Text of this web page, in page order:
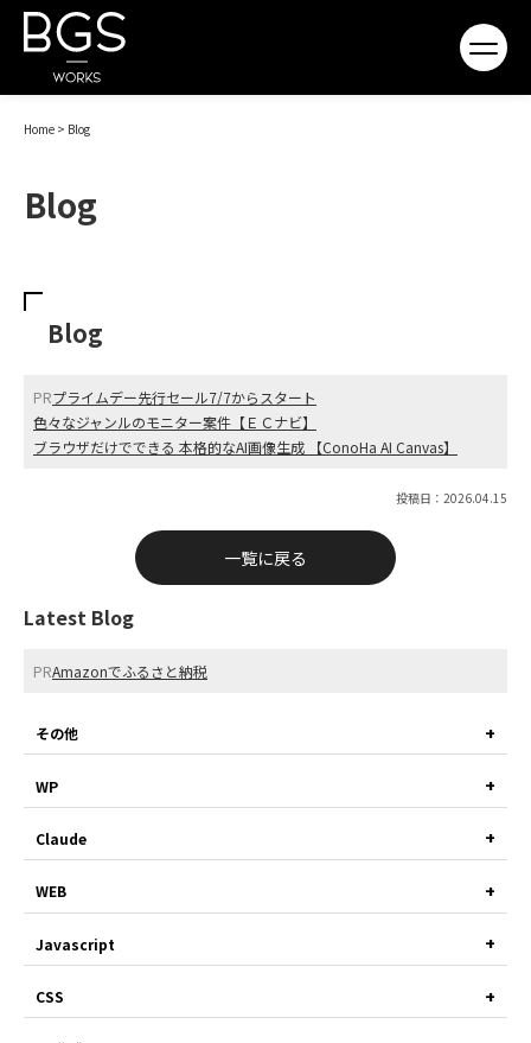
Home > Blog
Blog
Blog
PRプライムデー先行セール7/7からスタート
色々なジャンルのモニター案件【ＥＣナビ】
ブラウザだけでできる 本格的なAI画像生成 【ConoHa AI Canvas】
投稿日：2026.04.15
一覧に戻る
Latest Blog
PRAmazonでふるさと納税
その他
WP
Claude
WEB
Javascript
CSS